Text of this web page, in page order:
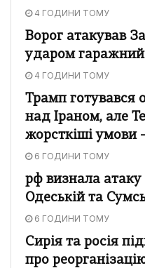
4 ГОДИНИ ТОМУ
Ворог атакував
ударом гаражний
4 ГОДИНИ ТОМУ
Трамп готувався
над Іраном, але
жорсткіші умови
6 ГОДИНИ ТОМУ
рф визнала атаку
Одеській та
6 ГОДИНИ ТОМУ
Сирія та росія
про